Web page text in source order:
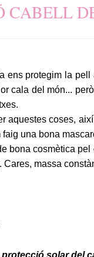
CABELL
ens protegim la
cala del món...
aquestes coses,
una bona
bona cosmètica pel
Cares, massa
solar del